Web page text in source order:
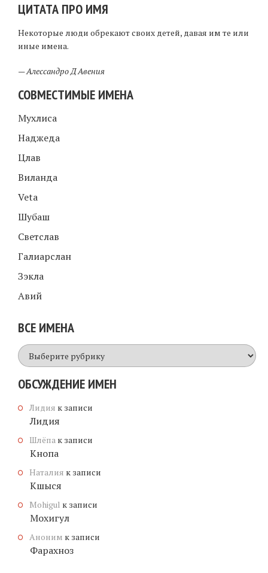
ЦИТАТА ПРО ИМЯ
Некоторые люди обрекают своих детей, давая им те или
иные имена.
—Алессандро Д Авения
СОВМЕСТИМЫЕ ИМЕНА
Мухлиса
Наджеда
Цлав
Виланда
Veta
Шубаш
Светслав
Галиарслан
Зэкла
Авий
ВСЕ ИМЕНА
Все
имена
ОБСУЖДЕНИЕ ИМЕН
Лидия к записи
Лидия
Шлёпа к записи
Кнопа
Наталия к записи
Кшыся
Mohigul к записи
Мохигул
Аноним к записи
Фарахноз